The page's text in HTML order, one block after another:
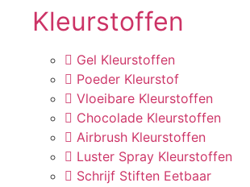
Kleurstoffen
Gel Kleurstoffen
Poeder Kleurstof
Vloeibare Kleurstoffen
Chocolade Kleurstoffen
Airbrush Kleurstoffen
Luster Spray Kleurstoffen
Schrijf Stiften Eetbaar